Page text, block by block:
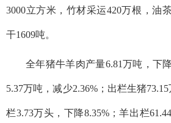
3000立方米，竹材采运420万根，油
干1609吨。
全年猪牛羊肉产量6.81万吨，下
5.37万吨，减少2.36%；出栏生猪
栏3.73万头，下降8.35%；羊出栏